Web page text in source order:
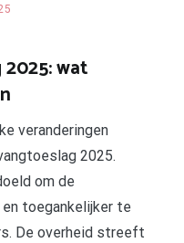
wat
veranderingen
2025.
om de
en toegankelijker te
De overheid streeft